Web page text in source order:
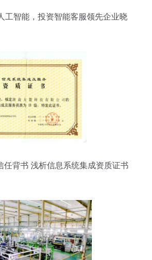
工智能，投资智能客服领先企业晓
任背书 浅析信息系统集成资质证书